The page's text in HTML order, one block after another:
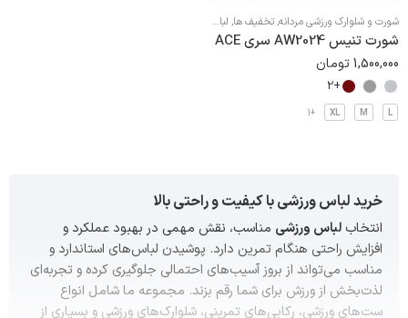
شورت و شلوارک ورزشی مردانه,تخفیف ها, لباس تنیس
شورت تنیس AW2024 سری ACE
1,500,000تومان
+2
L
M
XL
+1
خرید لباس ورزشی با کیفیت و راحتی بالا
انتخابلباس ورزشی مناسب، نقش مهمی در بهبود عملکرد و
افزایش راحتی هنگام تمرین دارد. پوشیدن لباس‌های استاندارد و
مناسب می‌تواند از بروز آسیب‌های احتمالی جلوگیری کرده و تجربه‌ای
لذت‌بخش از ورزش برای شما رقم بزند. مجموعه ما شامل انواع
ست‌های ورزشی، رکابی‌های تمرینی، شلوارک‌هایورزشی و بسیاری از